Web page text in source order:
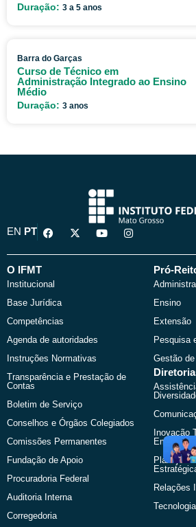
Duração: 3 a 5 anos
Barra do Garças
Curso de Técnico em
Administração Integrado ao Ensino
Médio
Duração: 3 anos
EN PT
F
a
e
o
k
X
-
w
Y
o
t
I
n
t
O IFMT
Institucional
Base Jurídica
Competências
Agenda de autoridades
Instruções Normativas
Transparência e Prestação de
Contas
Boletim de Serviço
Conselhos e Órgãos Colegiados
Comissões Permanentes
Fundação de Apoio
Procuradoria Federal
Auditoria Interna
Corregedoria
Pró-
Ensino
Extensão
Pesquisa
Gestão
Inovação
Relações